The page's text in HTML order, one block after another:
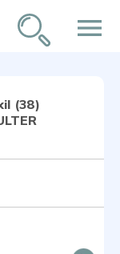
menu
(38)